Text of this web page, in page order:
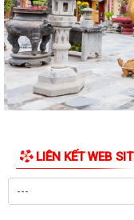
Luật sửa đổi bổ sung
nại, luật tố cáo
Luật sửa đổi, bổ sung
Chiến dịch “500 ngày
Kỷ niệm Ngày gia đình
KẾ HOẠCH Tiếp công
LIÊN KẾT WEB